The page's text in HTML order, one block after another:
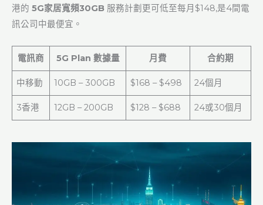
港的 5G家居寬頻30GB 服務計劃更可低至每月$148,是4間電
訊公司中最便宜。
電訊商 5G Plan 數據量 月費 合約期
中移動 10GB – 300GB $168 – $498 24個月
3香港 12GB – 200GB $128 – $688 24或30個月